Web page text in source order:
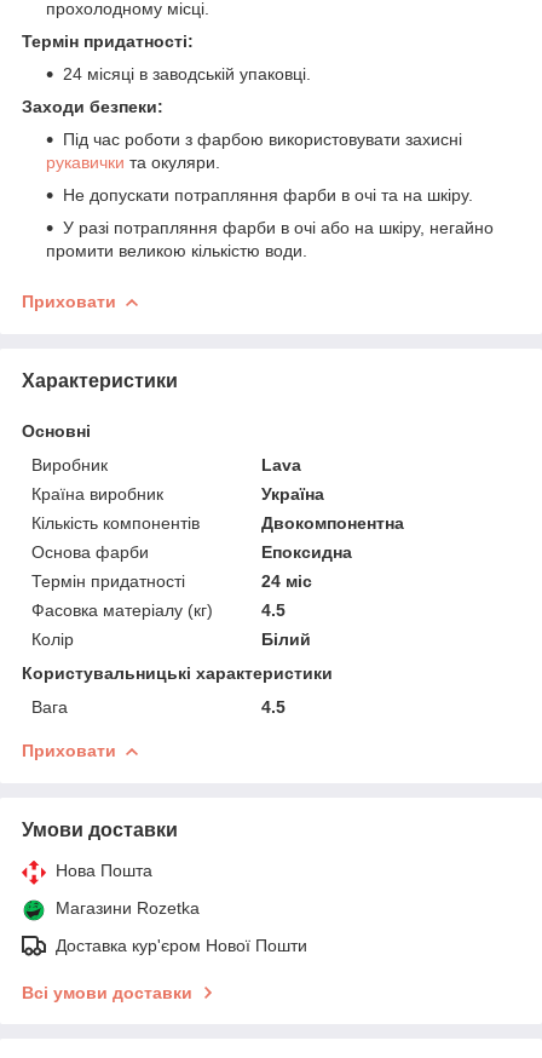
прохолодному місці.
Термін придатності:
24 місяці в заводській упаковці.
Заходи безпеки:
Під час роботи з фарбою використовувати захисні
рукавички та окуляри.
Не допускати потрапляння фарби в очі та на шкіру.
У разі потрапляння фарби в очі або на шкіру, негайно
промити великою кількістю води.
Приховати
Характеристики
Основні
Виробник
Lava
Країна виробник
Україна
Кількість компонентів
Двокомпонентна
Основа фарби
Епоксидна
Термін придатності
24 міс
Фасовка матеріалу (кг)
4.5
Колір
Білий
Користувальницькі характеристики
Вага
4.5
Приховати
Умови доставки
Нова Пошта
Магазини Rozetka
Доставка кур'єром Нової Пошти
Всі умови доставки